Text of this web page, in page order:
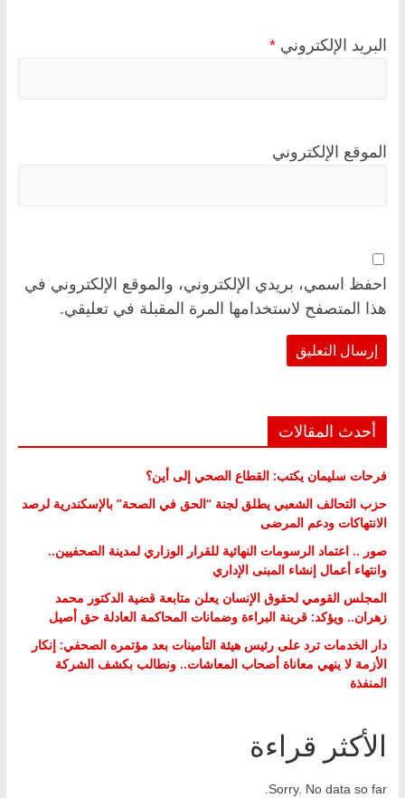
البريد الإلكتروني *
الموقع الإلكتروني
احفظ اسمي، بريدي الإلكتروني، والموقع الإلكتروني في
هذا المتصفح لاستخدامها المرة المقبلة في تعليقي.
أحدث المقالات
فرحات سليمان يكتب: القطاع الصحي إلى أين؟
حزب التحالف الشعبي يطلق لجنة “الحق في الصحة” بالإسكندرية لرصد
الانتهاكات ودعم المرضى
صور .. اعتماد الرسومات النهائية للقرار الوزاري لمدينة الصحفيين..
وانتهاء أعمال إنشاء المبنى الإداري
المجلس القومي لحقوق الإنسان يعلن متابعة قضية الدكتور محمد
زهران.. ويؤكد: قرينة البراءة وضمانات المحاكمة العادلة حق أصيل
دار الخدمات ترد على رئيس هيئة التأمينات بعد مؤتمره الصحفي: إنكار
الأزمة لا ينهي معاناة أصحاب المعاشات.. ونطالب بكشف الشركة
المنفذة
الأكثر قراءة
Sorry. No data so far.